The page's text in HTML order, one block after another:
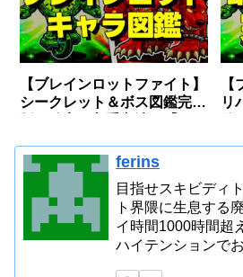
【ブレインロットファイト】
シークレット＆ボス図鑑完全
リ
ferins
目指せスキビディ
ト界隈に生息する
イ時間1000時間超
ハイテンションで